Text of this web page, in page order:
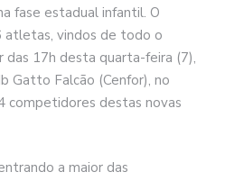
fase estadual infantil. O
atletas, vindos de todo o
das 17h desta quarta-feira (7),
Gatto Falcão (Cenfor), no
competidores destas novas
a maior das